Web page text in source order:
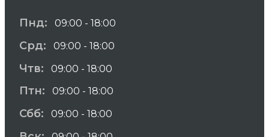
Пнд: 09:00 - 18:00
Срд: 09:00 - 18:00
Чтв: 09:00 - 18:00
Птн: 09:00 - 18:00
Сбб: 09:00 - 18:00